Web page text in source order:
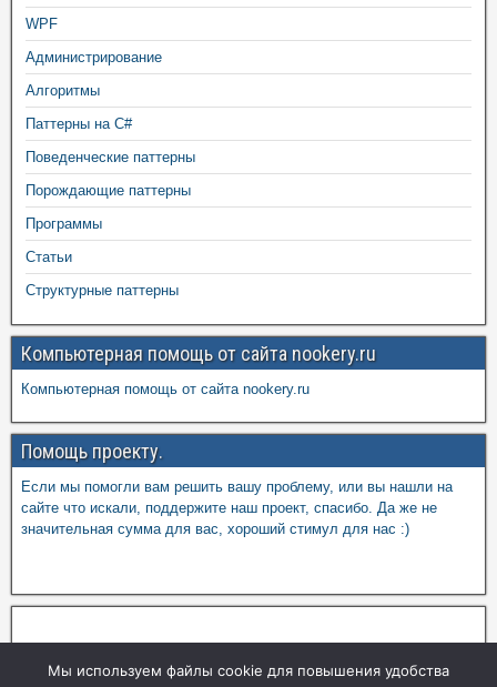
WPF
Администрирование
Алгоритмы
Паттерны на C#
Поведенческие паттерны
Порождающие паттерны
Программы
Статьи
Структурные паттерны
Компьютерная помощь от сайта nookery.ru
Компьютерная помощь от сайта nookery.ru
Помощь проекту.
Если мы помогли вам решить вашу проблему, или вы нашли на
сайте что искали, поддержите наш проект, спасибо. Да же не
значительная сумма для вас, хороший стимул для нас :)
Мы используем файлы cookie для повышения удобства